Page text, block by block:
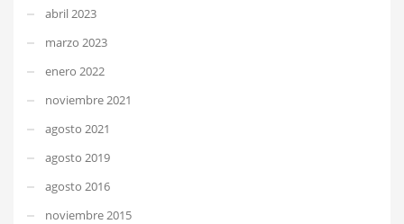
abril 2023
marzo 2023
enero 2022
noviembre 2021
agosto 2021
agosto 2019
agosto 2016
noviembre 2015